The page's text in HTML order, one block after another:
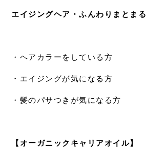
エイジングヘア・ふんわりまとまる
・ヘアカラーをしている方
・エイジングが気になる方
・髪のパサつきが気になる方
【オーガニックキャリアオイル】